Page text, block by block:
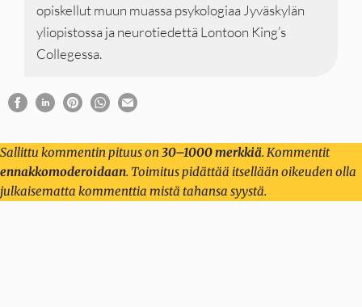
opiskellut muun muassa psykologiaa Jyväskylän
yliopistossa ja neurotiedettä Lontoon King’s
Collegessa.
Sallittu kommentin pituus on 30–1000 merkkiä. Kommentit
ennakkomoderoidaan. Toimitus pidättää itsellään oikeuden olla
julkaisematta kommenttia mistä tahansa syystä.